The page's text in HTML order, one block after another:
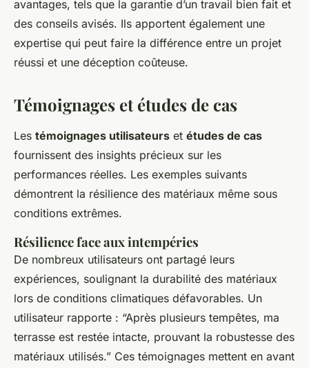
avantages, tels que la garantie d’un travail bien fait et
des conseils avisés. Ils apportent également une
expertise qui peut faire la différence entre un projet
réussi et une déception coûteuse.
Témoignages et études de cas
Les témoignages utilisateurs et études de cas
fournissent des insights précieux sur les
performances réelles. Les exemples suivants
démontrent la résilience des matériaux même sous
conditions extrêmes.
Résilience face aux intempéries
De nombreux utilisateurs ont partagé leurs
expériences, soulignant la durabilité des matériaux
lors de conditions climatiques défavorables. Un
utilisateur rapporte : “Après plusieurs tempêtes, ma
terrasse est restée intacte, prouvant la robustesse des
matériaux utilisés.” Ces témoignages mettent en avant